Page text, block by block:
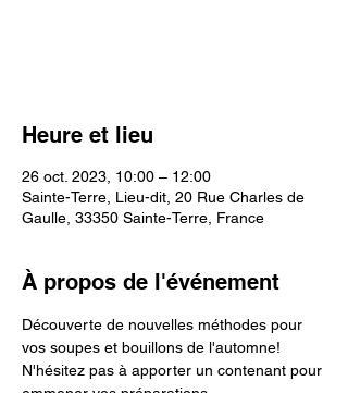
Heure et lieu
26 oct. 2023, 10:00 – 12:00
Sainte-Terre, Lieu-dit, 20 Rue Charles de
Gaulle, 33350 Sainte-Terre, France
À propos de l'événement
Découverte de nouvelles méthodes pour
vos soupes et bouillons de l'automne!
N'hésitez pas à apporter un contenant pour